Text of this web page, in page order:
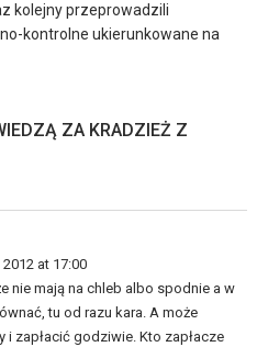
kolejny przeprowadzili
kontrolne ukierunkowane na
ZA KRADZIEŻ Z
at 17:00
nie mają na chleb albo spodnie a w
tu od razu kara. A może
zapłacić godziwie. Kto zapłacze